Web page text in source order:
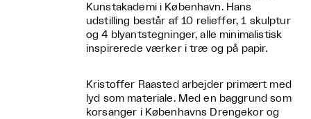
Kunstakademi i København. Hans
udstilling består af 10 relieffer, 1 skulptur
og 4 blyantstegninger, alle minimalistisk
inspirerede værker i træ og på papir.
Kristoffer Raasted arbejder primært med
lyd som materiale. Med en baggrund som
korsanger i Københavns Drengekor og